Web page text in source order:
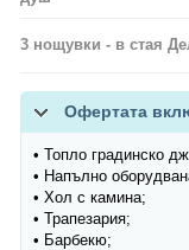
3 нощувки - в стая
Офертата
• Топло градинско
• Напълно
• Хол с камина;
• Трапезария;
• Барбекю;